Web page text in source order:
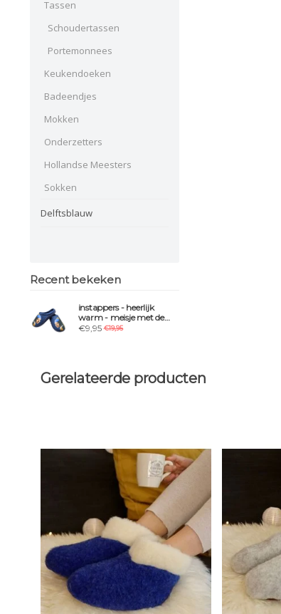
Tassen
Schoudertassen
Portemonnees
Keukendoeken
Badeendjes
Mokken
Onderzetters
Hollandse Meesters
Sokken
Delftsblauw
Recent bekeken
instappers - heerlijk
warm - meisje met de
parel print - harde zool -
€9,95€19,95
Gerelateerde producten